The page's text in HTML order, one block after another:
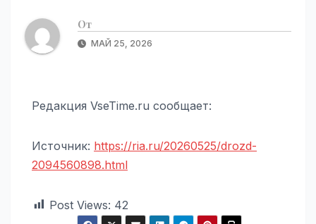
От
МАЙ 25, 2026
Редакция VseTime.ru сообщает:
Источник: https://ria.ru/20260525/drozd-
2094560898.html
Post Views: 42